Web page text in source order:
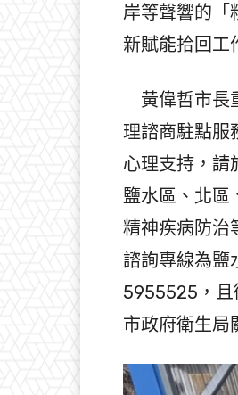
岸等聲響的「
新賦能拾回工
黃偉哲市長
理諮商駐點服
心理支持，請
鹽水區、北區
精神疾病防治
諮詢專線為鹽
5955525，且
市政府衛生局